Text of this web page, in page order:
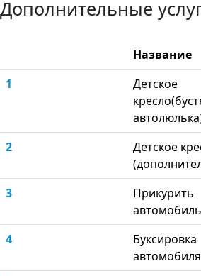
Дополнительные
Название
1
Детское
2
Детское
3
Прикурить
автомобиль
4
Буксировка
автомобиля